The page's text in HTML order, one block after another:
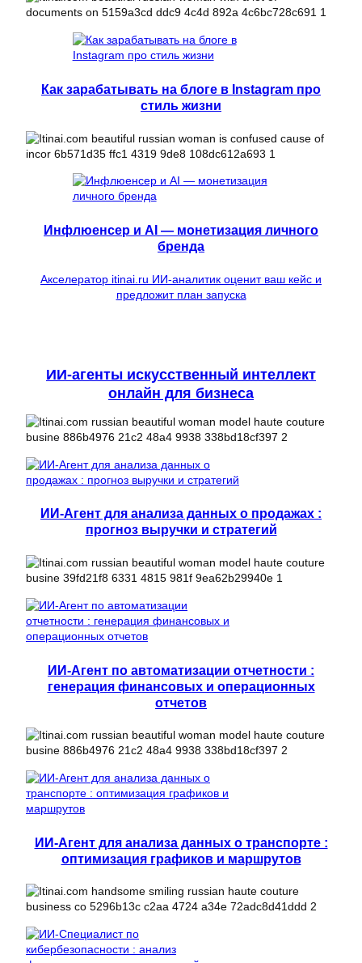
Как зарабатывать на блоге в Instagram про
стиль жизни
Инфлюенсер и AI — монетизация личного
бренда
Акселератор itinai.ru ИИ-аналитик оценит ваш кейс и
предложит план запуска
ИИ-агенты искусственный интеллект
онлайн для бизнеса
ИИ-Агент для анализа данных о продажах :
прогноз выручки и стратегий
ИИ-Агент по автоматизации отчетности :
генерация финансовых и операционных
отчетов
ИИ-Агент для анализа данных о транспорте :
оптимизация графиков и маршрутов